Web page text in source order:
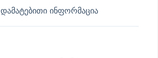
დამატებითი ინფორმაცია